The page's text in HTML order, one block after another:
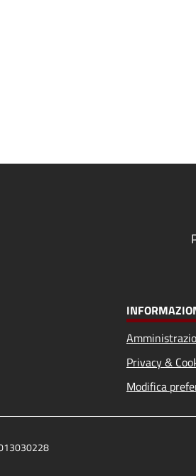
Privacy &
Modifica